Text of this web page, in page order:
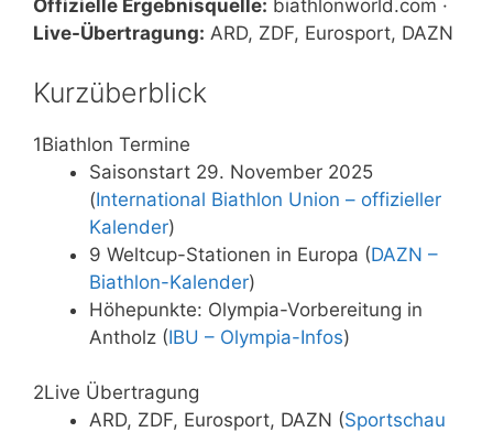
Offizielle Ergebnisquelle: biathlonworld.com ·
Live-Übertragung: ARD, ZDF, Eurosport, DAZN
Kurzüberblick
1Biathlon Termine
Saisonstart 29. November 2025
(International Biathlon Union – offizieller
Kalender)
9 Weltcup-Stationen in Europa (DAZN –
Biathlon-Kalender)
Höhepunkte: Olympia-Vorbereitung in
Antholz (IBU – Olympia-Infos)
2Live Übertragung
ARD, ZDF, Eurosport, DAZN (Sportschau